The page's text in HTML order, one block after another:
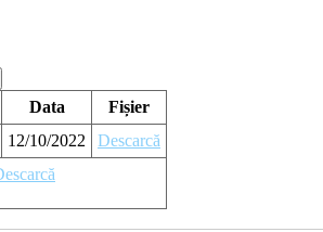
Data Fișier
12/10/2022
Descarcă